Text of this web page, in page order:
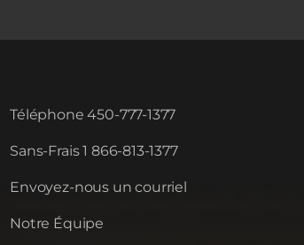
Téléphone 450-777-1377
Sans-Frais 1 866-813-1377
Envoyez-nous un courriel
Notre Équipe